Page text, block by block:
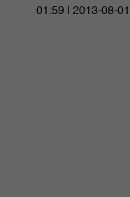
01:59 | 2013-08-01